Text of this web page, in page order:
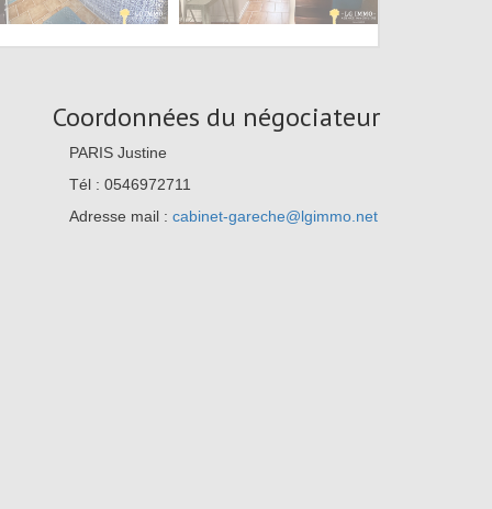
Coordonnées du négociateur
PARIS Justine
Tél : 0546972711
Adresse mail : cabinet-gareche@lgimmo.net